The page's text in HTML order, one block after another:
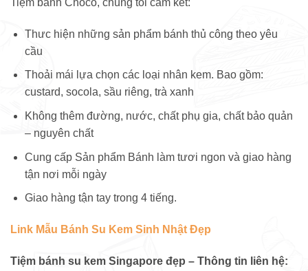
Tiệm bánh Choco, chúng tôi cam kết:
Thưc hiện những sản phẩm bánh thủ công theo yêu
cầu
Thoải mái lựa chọn các loại nhân kem. Bao gồm:
custard, socola, sầu riêng, trà xanh
Không thêm đường, nước, chất phụ gia, chất bảo quản
– nguyên chất
Cung cấp Sản phẩm Bánh làm tươi ngon và giao hàng
tận nơi mỗi ngày
Giao hàng tận tay trong 4 tiếng.
Link Mẫu Bánh Su Kem Sinh Nhật Đẹp
Tiệm bánh su kem Singapore đẹp – Thông tin liên hệ: